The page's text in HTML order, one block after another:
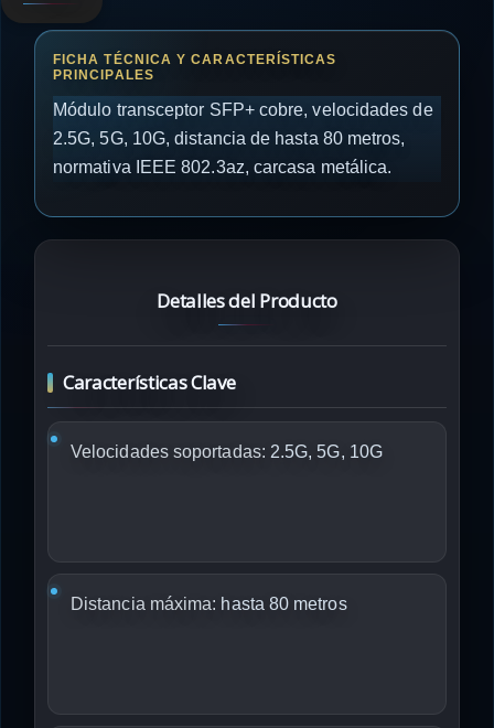
Módulo transceptor SFP+ cobre, velocidades de
2.5G, 5G, 10G, distancia de hasta 80 metros,
normativa IEEE 802.3az, carcasa metálica.
Detalles del Producto
Características Clave
Velocidades soportadas: 2.5G, 5G, 10G
Distancia máxima: hasta 80 metros